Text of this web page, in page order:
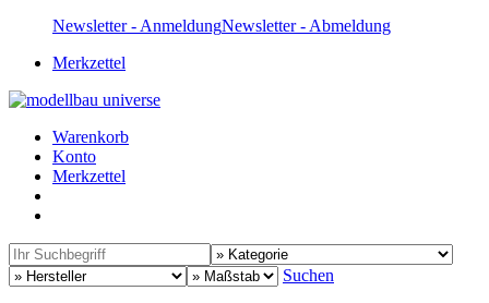
Newsletter - AnmeldungNewsletter - Abmeldung
Merkzettel
Warenkorb
Konto
Merkzettel
Suchen